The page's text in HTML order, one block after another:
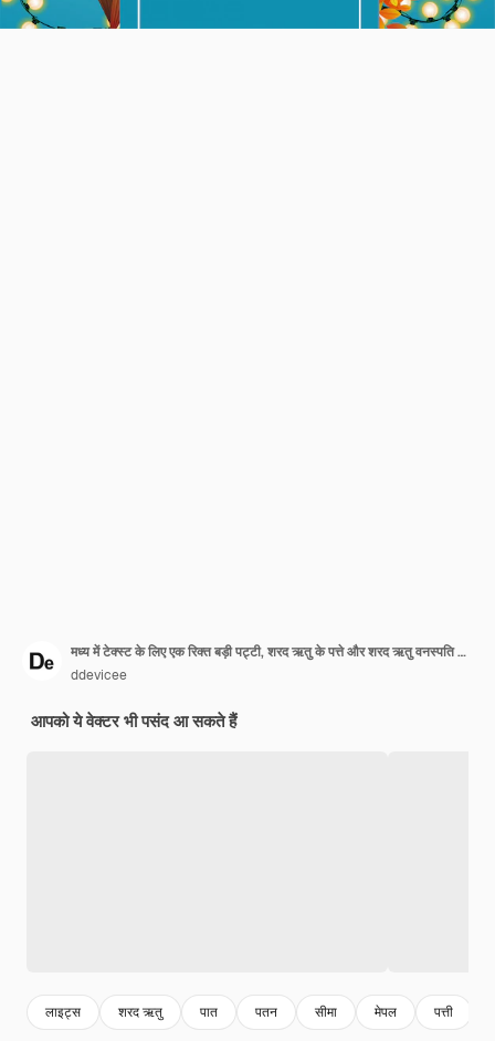
मध्य में टेक्स्ट के लिए एक रिक्त बड़ी पट्टी, शरद ऋतु के पत्ते और शरद ऋतु वनस्पति के साथ शरद ऋतु बैनर टेम्पलेट डिज़ाइन। आपकी रचनात्मकता के लिए खाली शरद ऋतु लेआउट
ddevicee
आपको ये वेक्टर भी पसंद आ सकते हैं
लाइट्स शरद ऋतु पात पतन सीमा मेपल पत्ती